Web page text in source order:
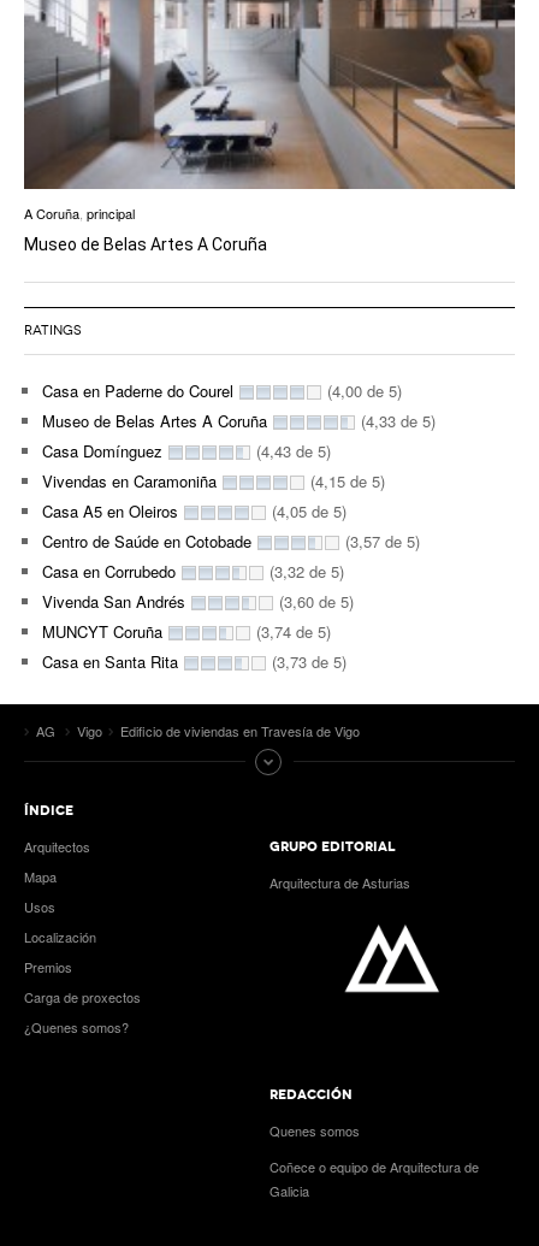
A Coruña principal
Museo de Belas Artes A Coruña
RATINGS
Casa en Paderne do Courel
(4,00 de 5)
Museo de Belas Artes A Coruña
(4,33 de 5)
Casa Domínguez
(4,43 de 5)
Vivendas en Caramoniña
(4,15 de 5)
Casa A5 en Oleiros
(4,05 de 5)
Centro de Saúde en Cotobade
(3,57 de 5)
Casa en Corrubedo
(3,32 de 5)
Vivenda San Andrés
(3,60 de 5)
MUNCYT Coruña
(3,74 de 5)
Casa en Santa Rita
(3,73 de 5)
AG Vigo Edificio de viviendas en Travesía de Vigo
ÍNDICE
Arquitectos
Mapa
Usos
Localización
Premios
Carga de proxectos
¿Quenes somos?
GRUPO EDITORIAL
Arquitectura de Asturias
REDACCIÓN
Quenes somos
Coñece o equipo de Arquitectura de
Galicia